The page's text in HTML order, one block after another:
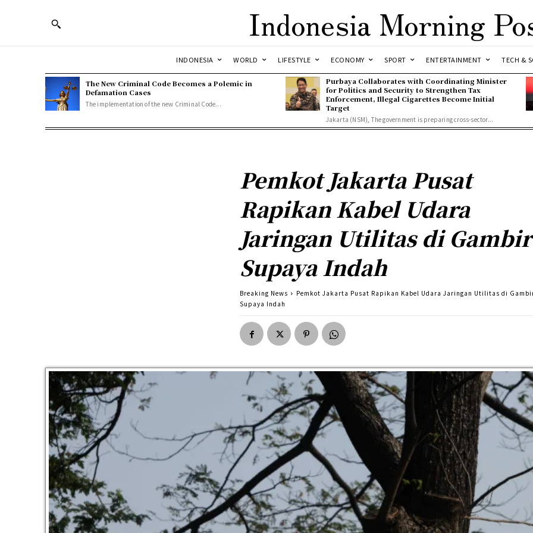
Indonesia Morning
INDONESIA WORLD LIFESTYLE ECONOMY SPORT ENTERTAINMENT TECH &
The New Criminal Code Becomes a Polemic in
Defamation Cases
The implementation of the new Criminal Code...
Purbaya Collaborates with Coordinating Minister
for Politics and Security to Strengthen Tax
Enforcement, Illegal Cigarettes Become Initial
Target
Jakarta (NSM), The government is preparing cross-sector...
Pemkot Jakarta Pusat
Rapikan Kabel Udara
Jaringan Utilitas di Gambir
Supaya Indah
Breaking News
Pemkot Jakarta Pusat Rapikan Kabel Udara Jaringan Utilitas di
Supaya Indah